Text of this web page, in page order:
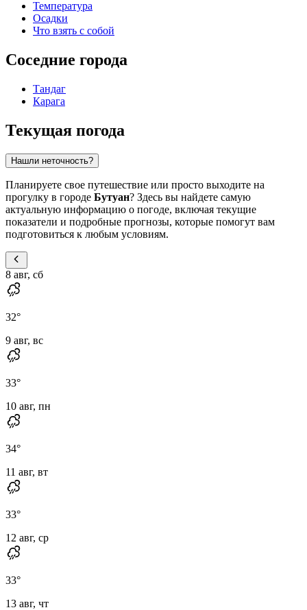
Температура
Осадки
Что взять с собой
Соседние города
Тандаг
Карага
Текущая погода
Нашли неточность?
Планируете свое путешествие или просто выходите на
прогулку в городе Бутуан? Здесь вы найдете самую
актуальную информацию о погоде, включая текущие
показатели и подробные прогнозы, которые помогут вам
подготовиться к любым условиям.
8 авг, сб
32°
9 авг, вс
33°
10 авг, пн
34°
11 авг, вт
33°
12 авг, ср
33°
13 авг, чт